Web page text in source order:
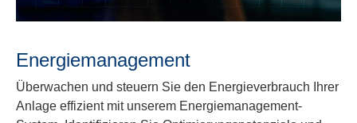
Energiemanagement
Überwachen und steuern Sie den Energieverbrauch Ihrer
Anlage effizient mit unserem Energiemanagement-